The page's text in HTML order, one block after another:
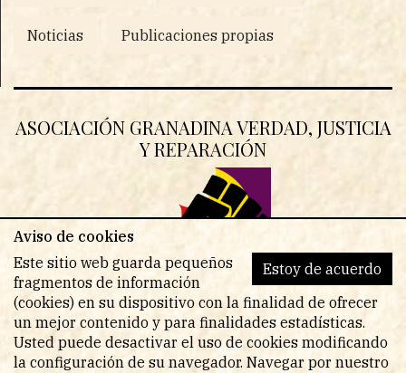
Noticias Publicaciones propias
ASOCIACIÓN GRANADINA VERDAD, JUSTICIA
Y REPARACIÓN
Aviso de cookies
Estoy de acuerdo
Este sitio web guarda pequeños
fragmentos de información
(cookies) en su dispositivo con la finalidad de ofrecer
un mejor contenido y para finalidades estadísticas.
Usted puede desactivar el uso de cookies modificando
la configuración de su navegador. Navegar por nuestro